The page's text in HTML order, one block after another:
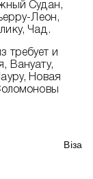
Судан,
Леон,
Чад.
требует и
Вануату,
Новая
Віза